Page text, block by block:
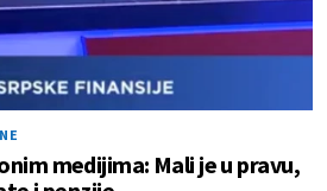
medijima: Mali je u pravu,